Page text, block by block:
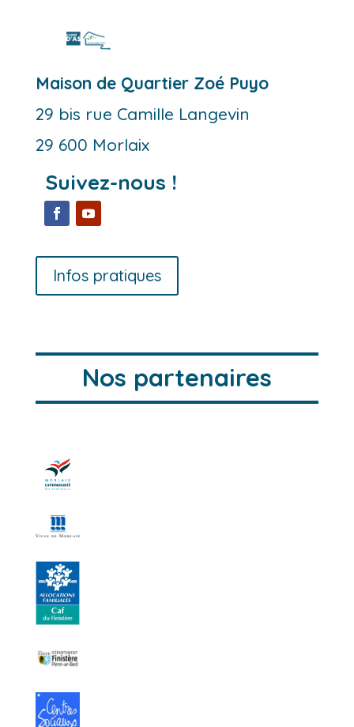
Maison de Quartier Zoé Puyo
29 bis rue Camille Langevin
29 600 Morlaix
Suivez-nous !
Infos pratiques
Nos partenaires